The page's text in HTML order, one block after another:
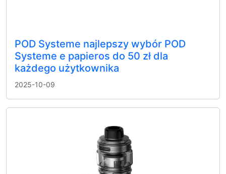
POD Systeme najlepszy wybór POD
Systeme e papieros do 50 zł dla
każdego użytkownika
2025-10-09